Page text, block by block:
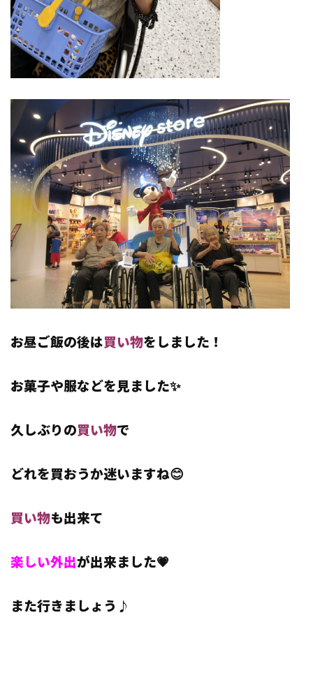
お昼ご飯の後は買い物をしました！
お菓子や服などを見ました✨
久しぶりの買い物で
どれを買おうか迷いますね😊
買い物も出来て
楽しい外出が出来ました💗
また行きましょう♪